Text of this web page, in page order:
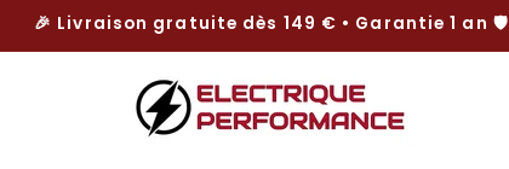
🎉 Livraison gratuite dès 149 € • Garantie 1 an 🛡️